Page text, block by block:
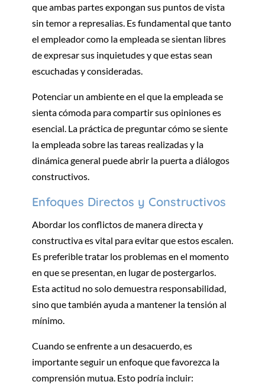
que ambas partes expongan sus puntos de vista
sin temor a represalias. Es fundamental que tanto
el empleador como la empleada se sientan libres
de expresar sus inquietudes y que estas sean
escuchadas y consideradas.
Potenciar un ambiente en el que la empleada se
sienta cómoda para compartir sus opiniones es
esencial. La práctica de preguntar cómo se siente
la empleada sobre las tareas realizadas y la
dinámica general puede abrir la puerta a diálogos
constructivos.
Enfoques Directos y Constructivos
Abordar los conflictos de manera directa y
constructiva es vital para evitar que estos escalen.
Es preferible tratar los problemas en el momento
en que se presentan, en lugar de postergarlos.
Esta actitud no solo demuestra responsabilidad,
sino que también ayuda a mantener la tensión al
mínimo.
Cuando se enfrente a un desacuerdo, es
importante seguir un enfoque que favorezca la
comprensión mutua. Esto podría incluir: